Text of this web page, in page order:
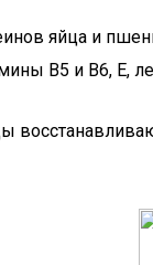
яйца и
В5 и В6, Е,